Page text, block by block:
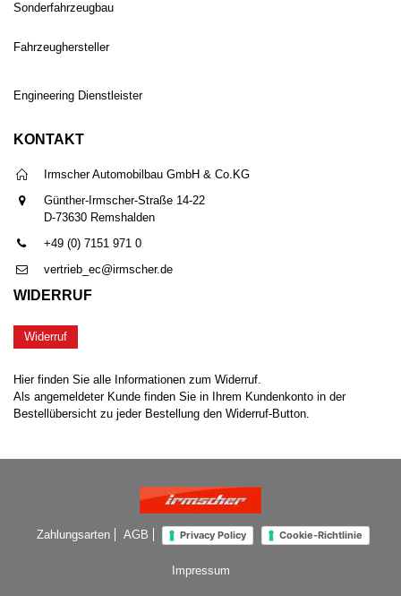
Sonderfahrzeugbau
Fahrzeughersteller
Engineering Dienstleister
KONTAKT
Irmscher Automobilbau GmbH & Co.KG
Günther-Irmscher-Straße 14-22
D-73630 Remshalden
+49 (0) 7151 971 0
vertrieb_ec@irmscher.de
WIDERRUF
Widerruf
Hier finden Sie alle Informationen zum Widerruf.
Als angemeldeter Kunde finden Sie in Ihrem Kundenkonto in der
Bestellübersicht zu jeder Bestellung den Widerruf-Button.
Zahlungsarten AGB Privacy Policy Cookie-Richtlinie
Impressum